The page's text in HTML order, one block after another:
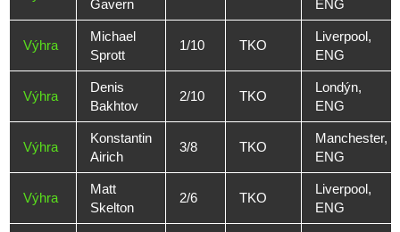
Gavern ENG
Výhra
Michael
Sprott
1/10 TKO
Liverpool,
ENG
Výhra
Denis
Bakhtov
2/10 TKO
Londýn,
ENG
Výhra
Konstantin
Airich
3/8 TKO
Manchester,
ENG
Výhra
Matt
Skelton
2/6 TKO
Liverpool,
ENG